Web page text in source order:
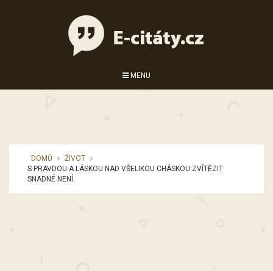
MENU
DOMŮ
ŽIVOT
S PRAVDOU A LÁSKOU NAD VŠELIKOU CHÁSKOU ZVÍTĚZIT
SNADNÉ NENÍ.